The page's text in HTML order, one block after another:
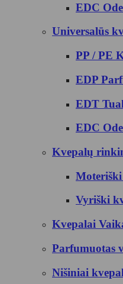
EDC
Universalūs
PP / PE
EDP
EDT
EDC
Kvepalų
Vyriški
Kvepalai
Parfumuotas
Nišiniai